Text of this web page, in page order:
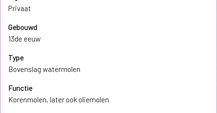
Privaat
Gebouwd
13de eeuw
Type
Bovenslag watermolen
Functie
Korenmolen, later ook oliemolen